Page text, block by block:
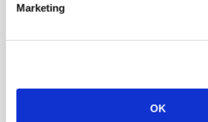
Marketing
OK
KULTUR
Kendte brands i
Loading...